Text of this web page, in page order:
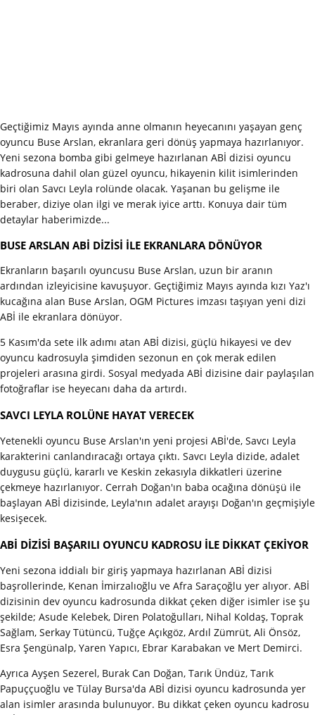
Geçtiğimiz Mayıs ayında anne olmanın heyecanını yaşayan genç
oyuncu Buse Arslan, ekranlara geri dönüş yapmaya hazırlanıyor.
Yeni sezona bomba gibi gelmeye hazırlanan ABİ dizisi oyuncu
kadrosuna dahil olan güzel oyuncu, hikayenin kilit isimlerinden
biri olan Savcı Leyla rolünde olacak. Yaşanan bu gelişme ile
beraber, diziye olan ilgi ve merak iyice arttı. Konuya dair tüm
detaylar haberimizde...
BUSE ARSLAN ABİ DİZİSİ İLE EKRANLARA DÖNÜYOR
Ekranların başarılı oyuncusu Buse Arslan, uzun bir aranın
ardından izleyicisine kavuşuyor. Geçtiğimiz Mayıs ayında kızı Yaz'ı
kucağına alan Buse Arslan, OGM Pictures imzası taşıyan yeni dizi
ABİ ile ekranlara dönüyor.
5 Kasım'da sete ilk adımı atan ABİ dizisi, güçlü hikayesi ve dev
oyuncu kadrosuyla şimdiden sezonun en çok merak edilen
projeleri arasına girdi. Sosyal medyada ABİ dizisine dair paylaşılan
fotoğraflar ise heyecanı daha da artırdı.
SAVCI LEYLA ROLÜNE HAYAT VERECEK
Yetenekli oyuncu Buse Arslan'ın yeni projesi ABİ'de, Savcı Leyla
karakterini canlandıracağı ortaya çıktı. Savcı Leyla dizide, adalet
duygusu güçlü, kararlı ve Keskin zekasıyla dikkatleri üzerine
çekmeye hazırlanıyor. Cerrah Doğan'ın baba ocağına dönüşü ile
başlayan ABİ dizisinde, Leyla'nın adalet arayışı Doğan'ın geçmişiyle
kesişecek.
ABİ DİZİSİ BAŞARILI OYUNCU KADROSU İLE DİKKAT ÇEKİYOR
Yeni sezona iddialı bir giriş yapmaya hazırlanan ABİ dizisi
başrollerinde, Kenan İmirzalıoğlu ve Afra Saraçoğlu yer alıyor. ABİ
dizisinin dev oyuncu kadrosunda dikkat çeken diğer isimler ise şu
şekilde; Asude Kelebek, Diren Polatoğulları, Nihal Koldaş, Toprak
Sağlam, Serkay Tütüncü, Tuğçe Açıkgöz, Ardıl Zümrüt, Ali Önsöz,
Esra Şengünalp, Yaren Yapıcı, Ebrar Karabakan ve Mert Demirci.
Ayrıca Ayşen Sezerel, Burak Can Doğan, Tarık Ündüz, Tarık
Papuççuoğlu ve Tülay Bursa'da ABİ dizisi oyuncu kadrosunda yer
alan isimler arasında bulunuyor. Bu dikkat çeken oyuncu kadrosu